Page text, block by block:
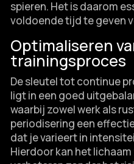
spieren.​ Het is daarom
voldoende tijd te geven
Optimaliseren
trainingsproces
De sleutel tot continue
ligt in een goed
waarbij zowel werk als
periodisering een
dat je varieert in
Hierdoor kan het